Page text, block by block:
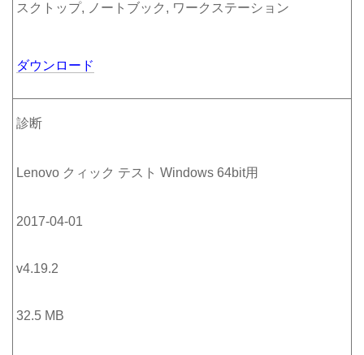
スクトップ, ノートブック, ワークステーション
ダウンロード
診断
Lenovo クィック テスト Windows 64bit用
2017-04-01
v4.19.2
32.5 MB